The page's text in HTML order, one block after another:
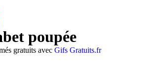
poupée
gratuits avec Gifs Gratuits.fr